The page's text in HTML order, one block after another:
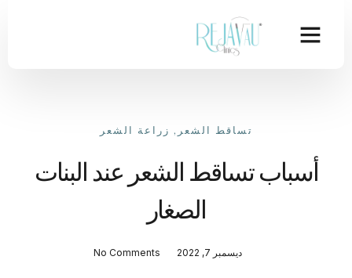
تساقط الشعر , زراعة الشعر
أسباب تساقط الشعر عند البنات
الصغار
ديسمبر 7, 2022 No Comments